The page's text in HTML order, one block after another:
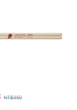
NT$350